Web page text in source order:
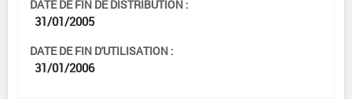
DATE DE FIN DE DISTRIBUTION :
31/01/2005
DATE DE FIN D'UTILISATION :
31/01/2006